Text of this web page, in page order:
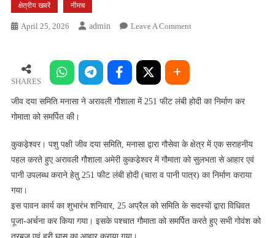
क्षेत्रीय खबरें नीमच
April 25, 2026 Admin Leave A CommentOn
ने
में
फीट
लंबी
का
निर्माण
SHARES
जीव दया समिति मनासा ने अरावली गौशाला में 251 फीट लंबी होदी का निर्माण कर
गोमाता को समर्पित की।
कुकडे़श्वर। पशु पक्षी जीव दया समिति, मनासा द्वारा गौसेवा के क्षेत्र में एक सराहनीय
पहल करते हुए अरावली गौशाला अमेरी कुकडे़श्वर में गौमाता को सुलभता से आहार एवं
पानी उपलब्ध कराने हेतु 251 फीट लंबी होदी (चारा व पानी पात्र) का निर्माण कराया
गया।
इस पावन कार्य का शुभारंभ शनिवार, 25 अप्रैल को समिति के सदस्यों द्वारा विधिवत
पूजा-अर्चना कर किया गया। इसके पश्चात गौमाता को समर्पित करते हुए सभी गोवंश को